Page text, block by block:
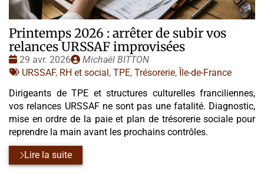
Printemps 2026 : arrêter de subir vos
relances URSSAF improvisées
Date
:
29 avr. 2026
Publié
par
Michaël BITTON
Tags
URSSAF, RH et social, TPE, Trésorerie, Île-de-France
Dirigeants de TPE et structures culturelles franciliennes,
vos relances URSSAF ne sont pas une fatalité. Diagnostic,
mise en ordre de la paie et plan de trésorerie sociale pour
reprendre la main avant les prochains contrôles.
Lire la suite